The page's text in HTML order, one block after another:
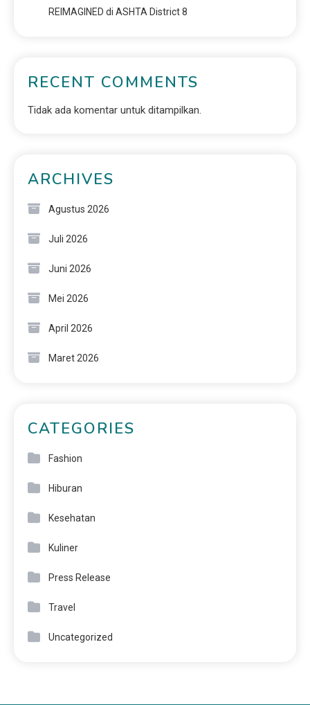
REIMAGINED di ASHTA District 8
RECENT COMMENTS
Tidak ada komentar untuk ditampilkan.
ARCHIVES
Agustus 2026
Juli 2026
Juni 2026
Mei 2026
April 2026
Maret 2026
CATEGORIES
Fashion
Hiburan
Kesehatan
Kuliner
Press Release
Travel
Uncategorized